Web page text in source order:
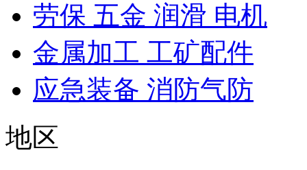
劳保 五金 润滑 电机
金属加工 工矿配件
应急装备 消防气防
地区